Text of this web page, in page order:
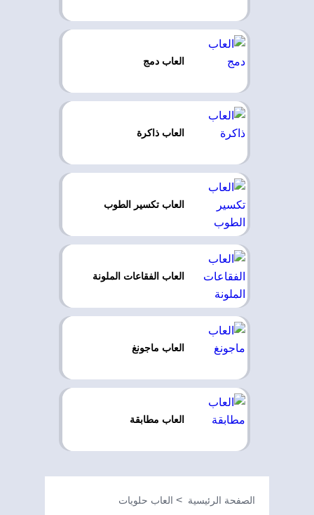
العاب دمج
العاب ذاكرة
العاب تكسير الطوب
العاب الفقاعات الملونة
العاب ماجونغ
العاب مطابقة
الصفحة الرئيسية العاب حلويات